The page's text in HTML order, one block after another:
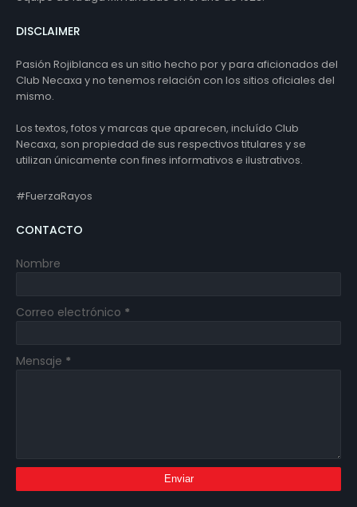
DISCLAIMER
Pasión Rojiblanca es un sitio hecho por y para aficionados del
Club Necaxa y no tenemos relación con los sitios oficiales del
mismo.
Los textos, fotos y marcas que aparecen, incluído Club
Necaxa, son propiedad de sus respectivos titulares y se
utilizan únicamente con fines informativos e ilustrativos.
#FuerzaRayos
CONTACTO
Nombre
Correo electrónico *
Mensaje *